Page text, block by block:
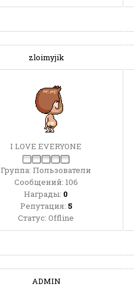
zloimyjik
I LOVE EVERYONE
Группа: Пользователи
Сообщений: 106
Награды: 0
Репутация: 5
Статус: Offline
ADMIN